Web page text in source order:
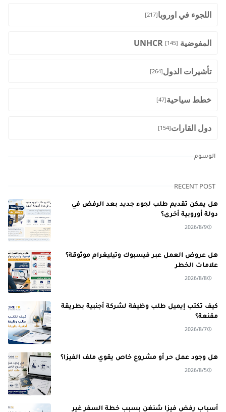
اللجوء في اوروبا[217]
المفوضية UNHCR [145]
تأشيرات الدول[264]
خطط سياحية[47]
دول القارات[154]
الوسوم
RECENT POST
هل يمكن تقديم طلب لجوء جديد بعد الرفض في
دولة أوروبية أخرى؟
2026/8/9
هل عروض العمل عبر فيسبوك وتيليغرام موثوقة؟
علامات الخطر
2026/8/8
كيف تكتب إيميل طلب وظيفة لشركة أجنبية بطريقة
مقنعة؟
2026/8/7
هل وجود عمل حر أو مشروع خاص يقوي ملف الفيزا؟
2026/8/5
أسباب رفض فيزا شنغن بسبب خطة السفر غير